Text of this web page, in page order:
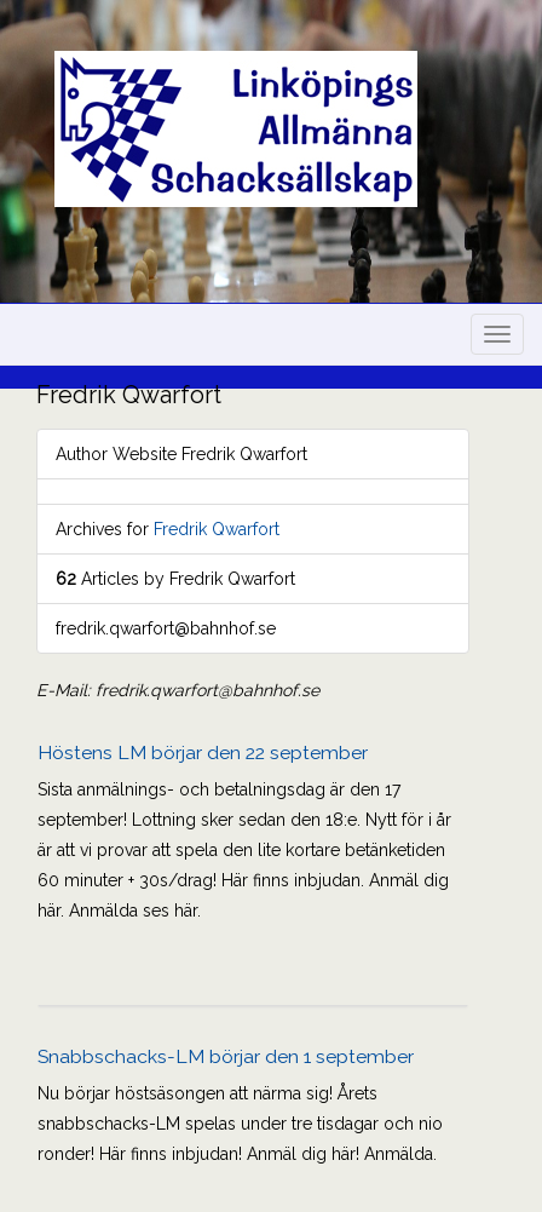
Skip
to
content
FredrikQwarfort
Author Website Fredrik Qwarfort
Archives for Fredrik Qwarfort
62 Articles by Fredrik Qwarfort
fredrik.qwarfort@bahnhof.se
E-Mail: fredrik.qwarfort@bahnhof.seemail
to
author
Höstens LM börjar den 22 september
Sista anmälnings- och betalningsdag är den 17
september! Lottning sker sedan den 18:e. Nytt för i år
är att vi provar att spela den lite kortare betänketiden
60 minuter + 30s/drag! Här finns inbjudan. Anmäl dig
här. Anmälda ses här.
Snabbschacks-LM börjar den 1 september
Nu börjar höstsäsongen att närma sig! Årets
snabbschacks-LM spelas under tre tisdagar och nio
ronder! Här finns inbjudan! Anmäl dig här! Anmälda.